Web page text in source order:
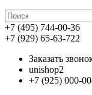
+7 (495) 744-00-36
+7 (929) 65-63-722
Заказать
unishop2
+7 (925) 000-